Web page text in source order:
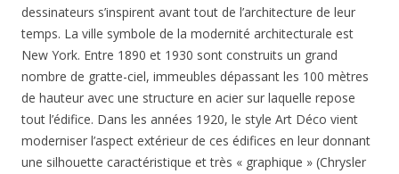
dessinateurs s’inspirent avant tout de l’architecture de leur
temps. La ville symbole de la modernité architecturale est
New York. Entre 1890 et 1930 sont construits un grand
nombre de gratte-ciel, immeubles dépassant les 100 mètres
de hauteur avec une structure en acier sur laquelle repose
tout l’édifice. Dans les années 1920, le style Art Déco vient
moderniser l’aspect extérieur de ces édifices en leur donnant
une silhouette caractéristique et très « graphique » (Chrysler